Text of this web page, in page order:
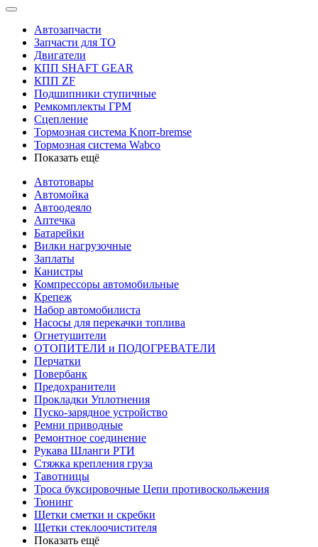
Автозапчасти
Запчасти для ТО
Двигатели
КПП SHAFT GEAR
КПП ZF
Подшипники ступичные
Ремкомплекты ГРМ
Сцепление
Тормозная система Knorr-bremse
Тормозная система Wabco
Показать ещё
Автотовары
Автомойка
Автоодеяло
Аптечка
Батарейки
Вилки нагрузочные
Заплаты
Канистры
Компрессоры автомобильные
Крепеж
Набор автомобилиста
Насосы для перекачки топлива
Огнетушители
ОТОПИТЕЛИ и ПОДОГРЕВАТЕЛИ
Перчатки
Повербанк
Предохранители
Прокладки Уплотнения
Пуско-зарядное устройство
Ремни приводные
Ремонтное соединение
Рукава Шланги РТИ
Стяжка крепления груза
Тавотницы
Троса буксировочные Цепи противоскольжения
Тюнинг
Щетки сметки и скребки
Щетки стеклоочистителя
Показать ещё